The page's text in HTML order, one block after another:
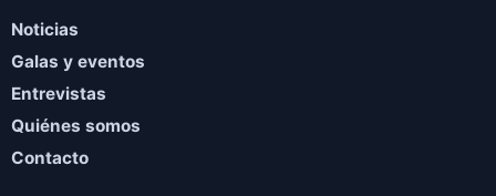
Noticias
Galas y eventos
Entrevistas
Quiénes somos
Contacto